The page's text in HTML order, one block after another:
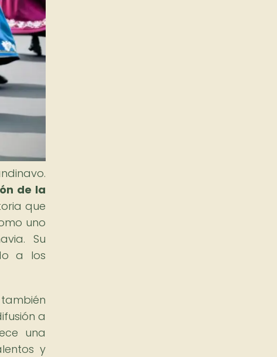
de la
que
uno
Su
a los
a
una
y